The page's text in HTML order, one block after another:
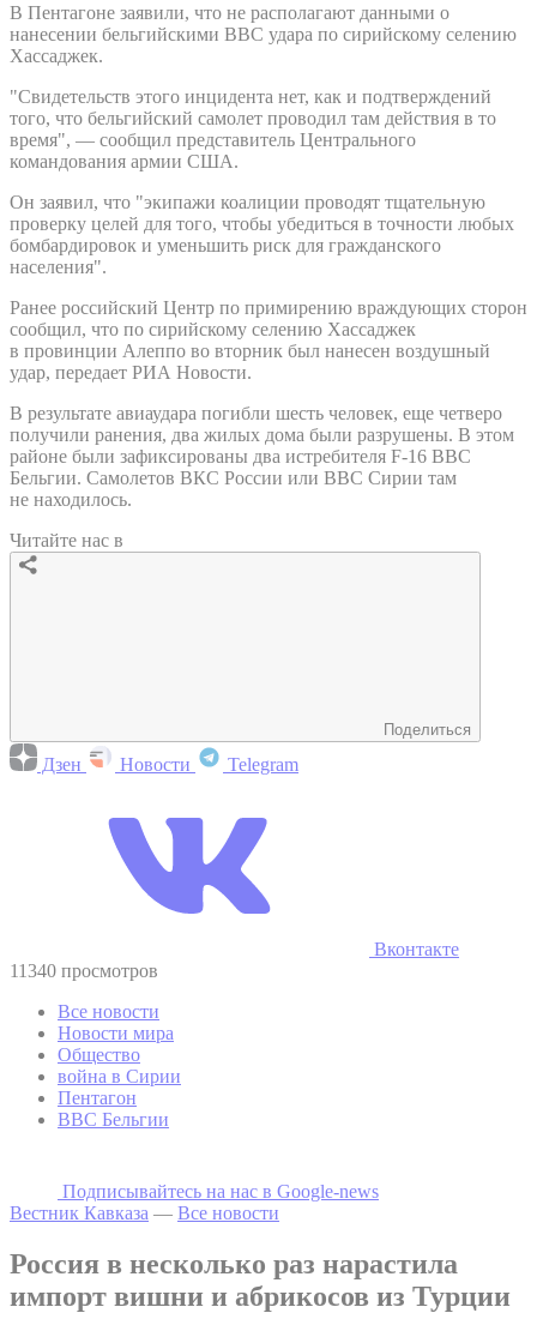
В Пентагоне заявили, что не располагают данными о
нанесении бельгийскими ВВС удара по сирийскому селению
Хассаджек.
"Свидетельств этого инцидента нет, как и подтверждений
того, что бельгийский самолет проводил там действия в то
время", — сообщил представитель Центрального
командования армии США.
Он заявил, что "экипажи коалиции проводят тщательную
проверку целей для того, чтобы убедиться в точности любых
бомбардировок и уменьшить риск для гражданского
населения".
Ранее российский Центр по примирению враждующих сторон
сообщил, что по сирийскому селению Хассаджек
в провинции Алеппо во вторник был нанесен воздушный
удар, передает РИА Новости.
В результате авиаудара погибли шесть человек, еще четверо
получили ранения, два жилых дома были разрушены. В этом
районе были зафиксированы два истребителя F-16 ВВС
Бельгии. Самолетов ВКС России или ВВС Сирии там
не находилось.
Читайте нас в
Поделиться
Дзен Новости Telegram
Вконтакте
11340 просмотров
Все новости
Новости мира
Общество
война в Сирии
Пентагон
ВВС Бельгии
Подписывайтесь на наc в Google-news
Вестник Кавказа — Все новости
Россия в несколько раз нарастила
импорт вишни и абрикосов из Турции